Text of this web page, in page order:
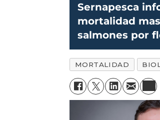
Sernapesca
mortalidad
salmones por
MORTALIDAD